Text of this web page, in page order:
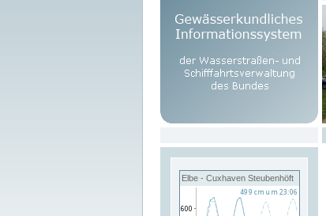
Elbe - Cuxhaven Steubenhöft